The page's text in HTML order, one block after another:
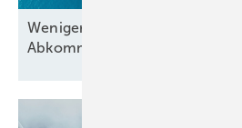
Weniger CO₂ in der Schifffahrt?
Abkommen